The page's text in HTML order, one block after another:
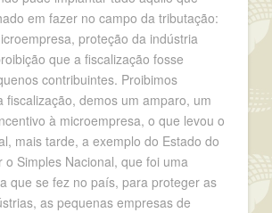
em fazer no campo da tributação:
proteção da indústria
que a fiscalização fosse
contribuintes. Proibimos
fiscalização, demos um amparo, um
à microempresa, o que levou o
mais tarde, a exemplo do Estado do
o Simples Nacional, que foi uma
que se fez no país, para proteger as
as pequenas empresas de